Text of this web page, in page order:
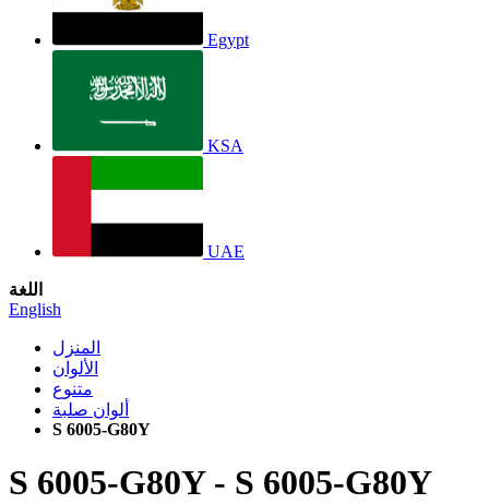
Egypt
KSA
UAE
اللغة
English
المنزل
الألوان
متنوع
ألوان صلبة
S 6005-G80Y
S 6005-G80Y - S 6005-G80Y